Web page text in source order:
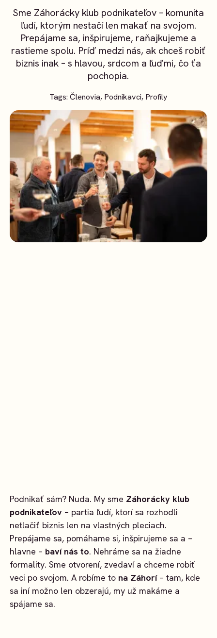
Sme Záhorácky klub podnikateľov – komunita
ľudí, ktorým nestačí len makať na svojom.
Prepájame sa, inšpirujeme, raňajkujeme a
rastieme spolu. Príď medzi nás, ak chceš robiť
biznis inak – s hlavou, srdcom a ľuďmi, čo ťa
pochopia.
Tags: Členovia, Podnikavci, Profily
Podnikať sám? Nuda. My sme Záhorácky klub
podnikateľov – partia ľudí, ktorí sa rozhodli
netlačiť biznis len na vlastných pleciach.
Prepájame sa, pomáhame si, inšpirujeme sa a –
hlavne – baví nás to. Nehráme sa na žiadne
formality. Sme otvorení, zvedaví a chceme robiť
veci po svojom. A robíme to na Záhorí– tam, kde
sa iní možno len obzerajú, my už makáme a
spájame sa.